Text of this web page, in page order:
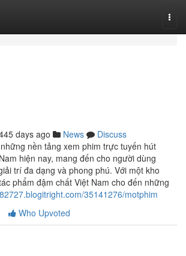
days ago News
Discuss
nền tảng xem phim trực tuyến hút
hiện nay, mang đến cho người dùng
trí đa dạng và phong phú. Với một kho
phẩm đậm chất Việt Nam cho đến những
35141276/motphim
Who Upvoted